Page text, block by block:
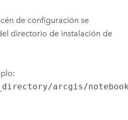
de configuración se
directorio de instalación de
arcgis/